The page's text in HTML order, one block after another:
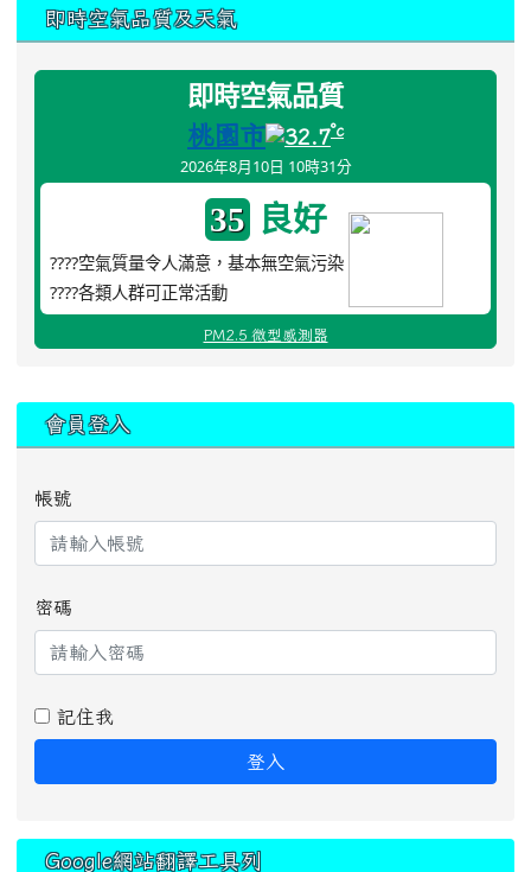
即時空氣品質及天氣
即時空氣品質
桃園市 32.7°c
2026年8月10日 10時31分
35 良好
????空氣質量令人滿意，基本無空氣污染
????各類人群可正常活動
PM2.5 微型感測器
會員登入
帳號
密碼
記住我
登入
Google網站翻譯工具列